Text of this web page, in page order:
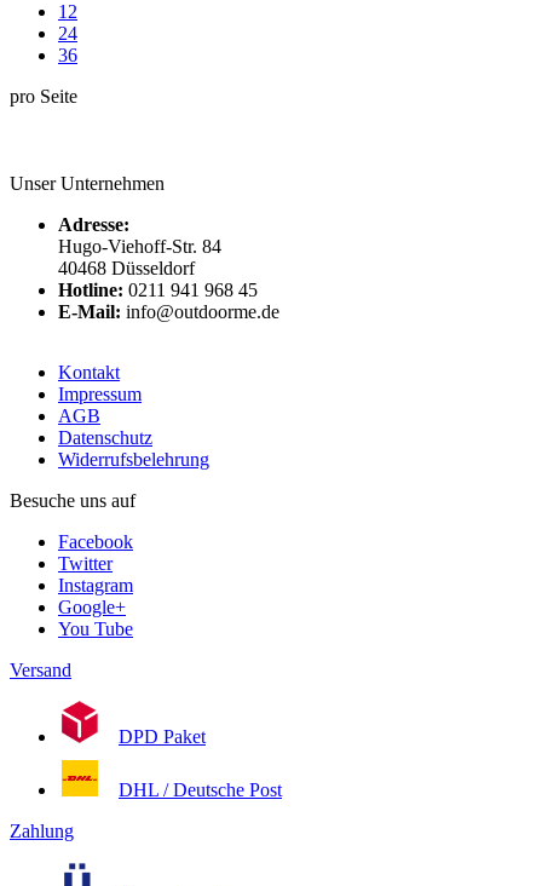
12
24
36
pro Seite
Unser Unternehmen
Adresse:
Hugo-Viehoff-Str. 84
40468 Düsseldorf
Hotline: 0211 941 968 45
E-Mail: info@outdoorme.de
Kontakt
Impressum
AGB
Datenschutz
Widerrufsbelehrung
Besuche uns auf
Facebook
Twitter
Instagram
Google+
You Tube
Versand
DPD Paket
DHL / Deutsche Post
Zahlung